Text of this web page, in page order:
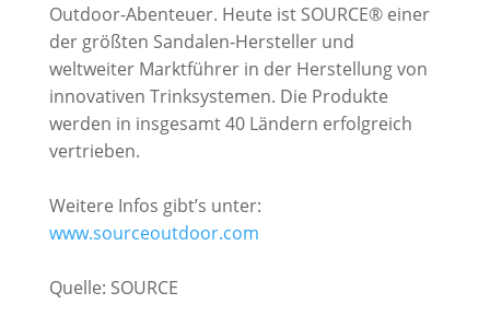
Outdoor-Abenteuer. Heute ist SOURCE® einer
der größten Sandalen-Hersteller und
weltweiter Marktführer in der Herstellung von
innovativen Trinksystemen. Die Produkte
werden in insgesamt 40 Ländern erfolgreich
vertrieben.
Weitere Infos gibt’s unter:
www.sourceoutdoor.com
Quelle: SOURCE